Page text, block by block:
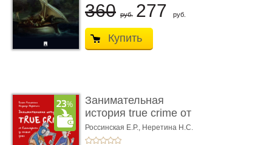
360 руб. 277 руб.
Купить
Занимательная
история true crime от
Гиппократа до � ...
Россинская Е.Р., Неретина Н.С.